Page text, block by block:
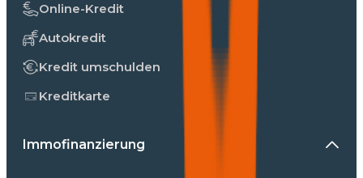
Online-Kredit
Autokredit
Kredit umschulden
Kreditkarte
Immofinanzierung